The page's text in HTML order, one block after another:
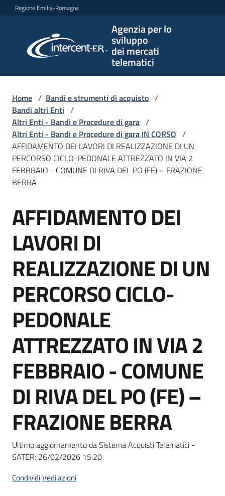
Vai al contenuto
Vai alla navigazione
Vai al footer
Regione Emilia-Romagna
Agenzia per lo
sviluppo
dei mercati
telematici
per lo
sviluppo
telematici
L'Agenzia
Bandi
strumenti
di
Supporto
Piattaforme
telematiche
English
site
Seguici
Home / Bandi e strumenti di acquisto /
Bandi altri Enti /
Altri Enti - Bandi e Procedure di gara /
Altri Enti - Bandi e Procedure di gara IN CORSO /
AFFIDAMENTO DEI LAVORI DI REALIZZAZIONE DI UN
PERCORSO CICLO-PEDONALE ATTREZZATO IN VIA 2
FEBBRAIO - COMUNE DI RIVA DEL PO (FE) – FRAZIONE
BERRA
Salta al contenuto
AFFIDAMENTO DEI
LAVORI DI
REALIZZAZIONE DI UN
PERCORSO CICLO-
PEDONALE
ATTREZZATO IN VIA 2
FEBBRAIO - COMUNE
DI RIVA DEL PO (FE) –
FRAZIONE BERRA
Ultimo aggiornamento da Sistema Acquisti Telematici -
SATER: 26/02/2026 15:20
CondividiVedi azioni